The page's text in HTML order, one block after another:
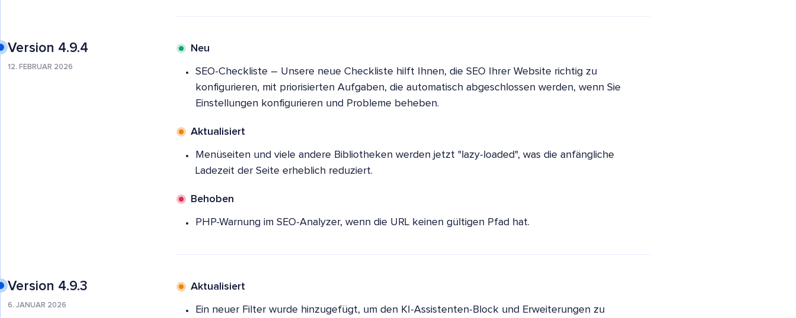
Version 4.9.4
12. FEBRUAR 2026
Neu
SEO-Checkliste – Unsere neue Checkliste hilft Ihnen, die SEO Ihrer Website richtig zu
konfigurieren, mit priorisierten Aufgaben, die automatisch abgeschlossen werden, wenn Sie
Einstellungen konfigurieren und Probleme beheben.
Aktualisiert
Menüseiten und viele andere Bibliotheken werden jetzt "lazy-loaded", was die anfängliche
Ladezeit der Seite erheblich reduziert.
Behoben
PHP-Warnung im SEO-Analyzer, wenn die URL keinen gültigen Pfad hat.
Version 4.9.3
6. JANUAR 2026
Aktualisiert
Ein neuer Filter wurde hinzugefügt, um den KI-Assistenten-Block und Erweiterungen zu